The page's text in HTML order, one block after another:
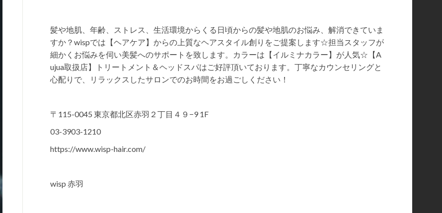
髪や地肌、年齢、ストレス、生活環境からくる日頃からの髪や地肌のお悩み、解消できていま
すか？wispでは【ヘアケア】からの上質なヘアスタイル創りをご提案します☆担当スタッフが
細かくお悩みを伺い美髪へのサポートを致します。カラーは【イルミナカラー】が人気☆【A
ujua取扱店】トリートメント＆ヘッドスパはご好評頂いております。丁寧なカウンセリングと
心配りで、リラックスしたサロンでのお時間をお過ごしください！
〒115-0045 東京都北区赤羽２丁目４９−9 1F
03-3903-1210
https://www.wisp-hair.com/
wisp 赤羽